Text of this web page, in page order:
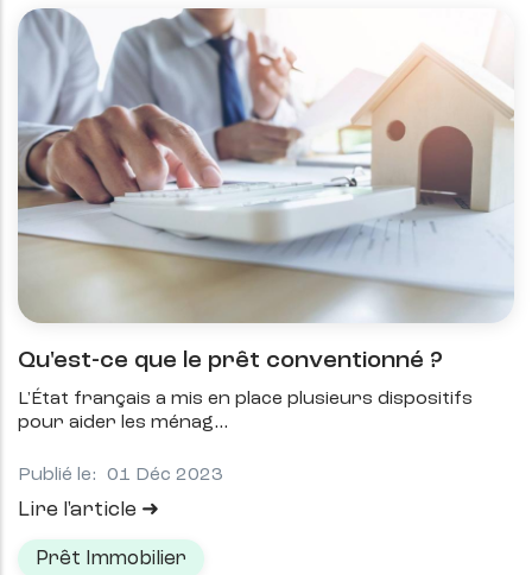
Qu'est-ce que le prêt conventionné ?
L'État français a mis en place plusieurs dispositifs
pour aider les ménag
Publié le: 01 Déc 2023
Lire l'article
Prêt Immobilier